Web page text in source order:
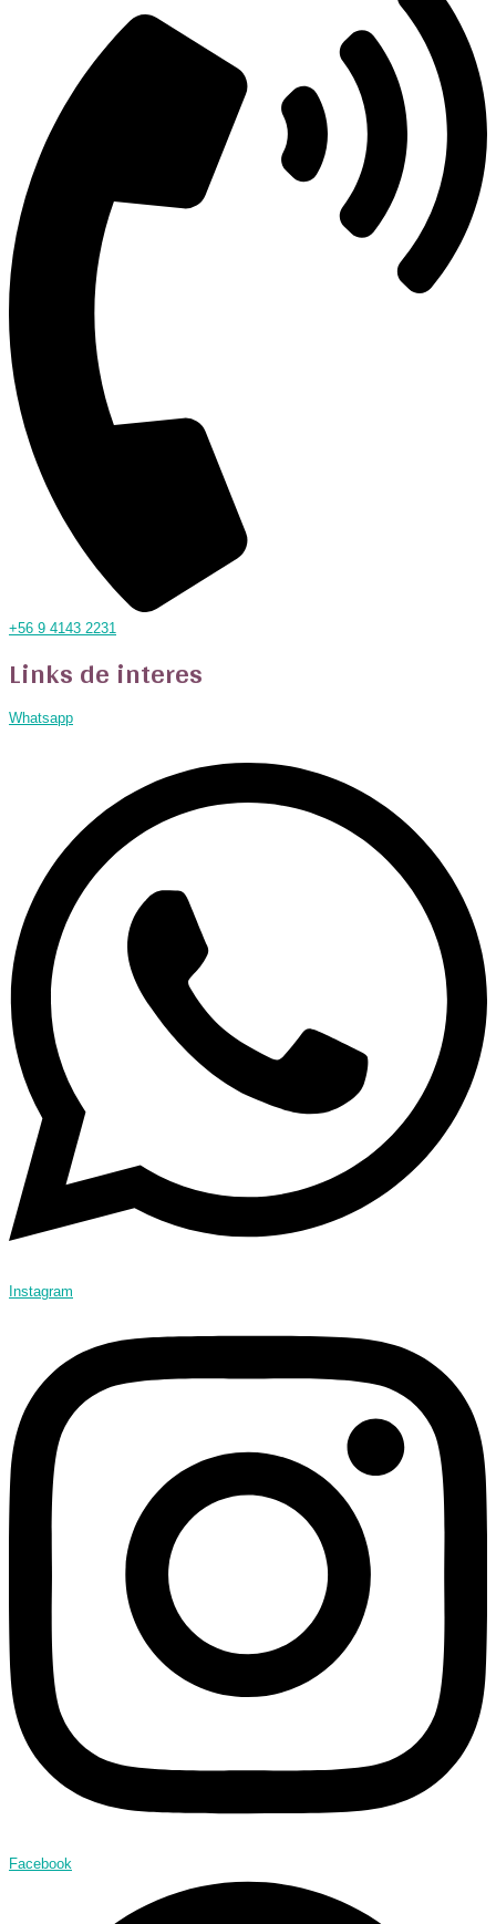
+56 9 4143 2231
Links de interes
Whatsapp
Instagram
Facebook